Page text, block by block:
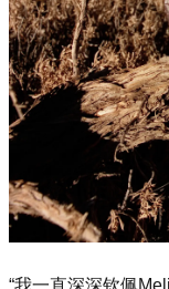
“我一直深深钦佩